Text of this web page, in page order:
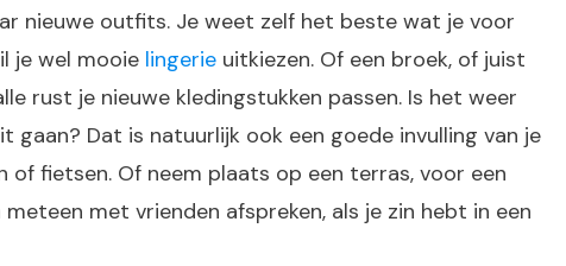
nieuwe outfits. Je weet zelf het beste wat je voor
je wel mooie lingerie uitkiezen. Of een broek, of juist
rust je nieuwe kledingstukken passen. Is het weer
gaan? Dat is natuurlijk ook een goede invulling van je
of fietsen. Of neem plaats op een terras, voor een
met vrienden afspreken, als je zin hebt in een